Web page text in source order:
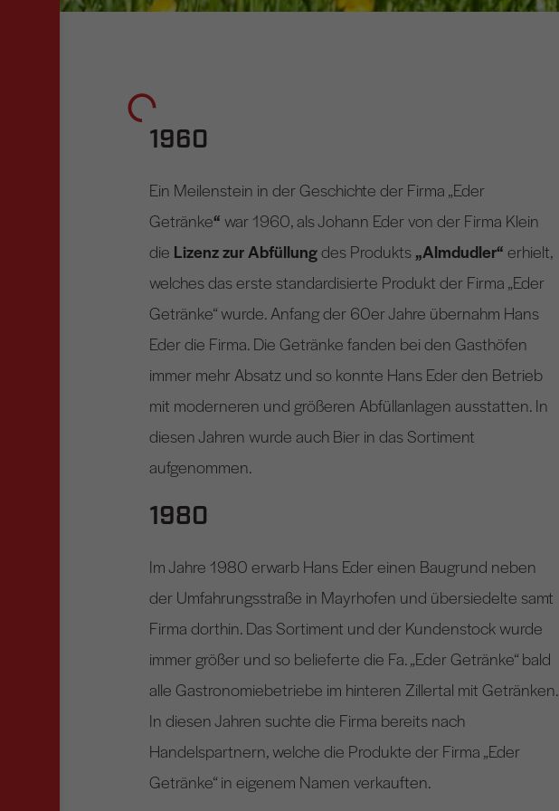
1960
Ein Meilenstein in der Geschichte der Firma „Eder
Getränke“ war 1960, als Johann Eder von der Firma Klein
die Lizenz zur Abfüllungdes Produkts „Almdudler“ erhielt,
welches das erste standardisierte Produkt der Firma „Eder
Getränke“ wurde. Anfang der 60er Jahre übernahm Hans
Eder die Firma. Die Getränke fanden bei den Gasthöfen
immer mehr Absatz und so konnte Hans Eder den Betrieb
mit moderneren und größeren Abfüllanlagen ausstatten. In
diesen Jahren wurde auch Bier in das Sortiment
aufgenommen.
1980
Im Jahre 1980 erwarb Hans Eder einen Baugrund neben
der Umfahrungsstraße in Mayrhofen und übersiedelte samt
Firma dorthin. Das Sortiment und der Kundenstock wurde
immer größer und so belieferte die Fa. „Eder Getränke“ bald
alle Gastronomiebetriebe im hinteren Zillertal mit Getränken.
In diesen Jahren suchte die Firma bereits nach
Handelspartnern, welche die Produkte der Firma „Eder
Getränke“ in eigenem Namen verkauften.